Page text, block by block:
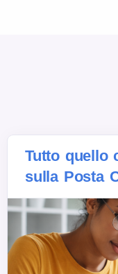
Tutto quello
sulla Posta